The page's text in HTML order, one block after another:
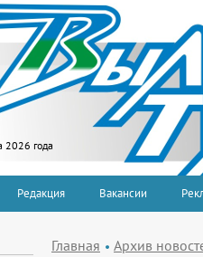
2026 года
Редакция Вакансии
Главная Архив